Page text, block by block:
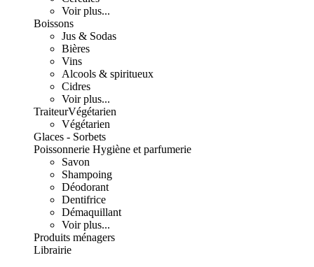
Voir plus...
Boissons
Jus & Sodas
Bières
Vins
Alcools & spiritueux
Cidres
Voir plus...
TraiteurVégétarien
Végétarien
Glaces - Sorbets
Poissonnerie Hygiène et parfumerie
Savon
Shampoing
Déodorant
Dentifrice
Démaquillant
Voir plus...
Produits ménagers
Librairie